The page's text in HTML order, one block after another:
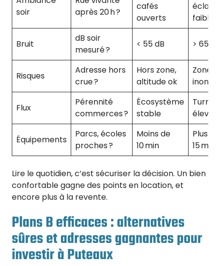
soir
après 20 h ?
cafés
ouverts
faible
Bruit
dB soir
mesuré ?
< 55 dB > 65 dB
Risques
Adresse hors
crue ?
Hors zone,
altitude ok
Zone
Flux
Pérennité
commerces ?
Écosystème
stable
élevé
Équipements
Parcs, écoles
proches ?
Moins de
10 min
Plus de
15 min
Lire le quotidien, c’est sécuriser la décision. Un bien
confortable gagne des points en location, et
encore plus à la revente.
Plans B efficaces : alternatives
sûres et adresses gagnantes pour
investir à Puteaux